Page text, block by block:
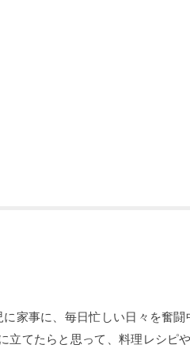
家事に、毎日忙しい日々を奮闘
立てたらと思って、料理レシピ